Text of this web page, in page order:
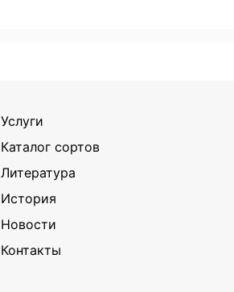
Услуги
Каталог сортов
Литература
История
Новости
Контакты